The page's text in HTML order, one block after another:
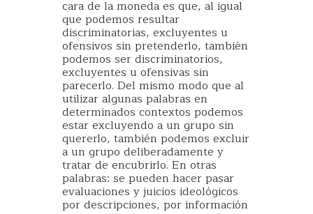
cara de la moneda es que, al igual
que podemos resultar
discriminatorias, excluyentes u
ofensivos sin pretenderlo, también
podemos ser discriminatorios,
excluyentes u ofensivas sin
parecerlo. Del mismo modo que al
utilizar algunas palabras en
determinados contextos podemos
estar excluyendo a un grupo sin
quererlo, también podemos excluir
a un grupo deliberadamente y
tratar de encubrirlo. En otras
palabras: se pueden hacer pasar
evaluaciones y juicios ideológicos
por descripciones, por información